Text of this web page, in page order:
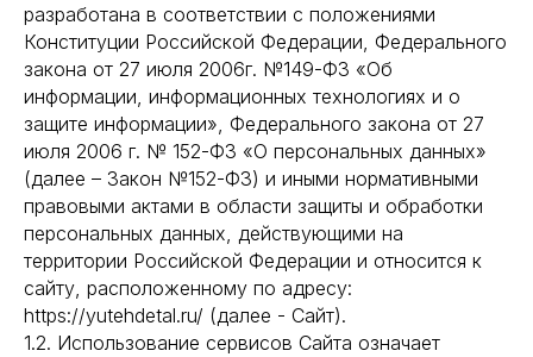
разработана в соответствии с положениями
Конституции Российской Федерации, Федерального
закона от 27 июля 2006г. №149-ФЗ «Об
информации, информационных технологиях и о
защите информации», Федерального закона от 27
июля 2006 г. № 152-ФЗ «О персональных данных»
(далее – Закон №152-ФЗ) и иными нормативными
правовыми актами в области защиты и обработки
персональных данных, действующими на
территории Российской Федерации и относится к
сайту, расположенному по адресу:
https://yutehdetal.ru/ (далее - Сайт).
1.2. Использование сервисов Сайта означает